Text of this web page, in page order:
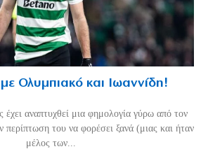
με Ολυμπιακό και Ιωαννίδη!
έχει αναπτυχθεί μια φημολογία γύρω από τον
περίπτωση του να φορέσει ξανά (μιας και ήταν
μέλος των...